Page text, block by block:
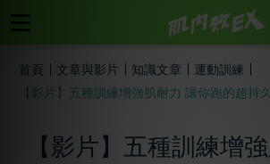
首頁 文章與影片 知識文章
運動訓練
【影片】五種訓練增強肌耐力 讓你跑的超持久
【影片】五種訓練增